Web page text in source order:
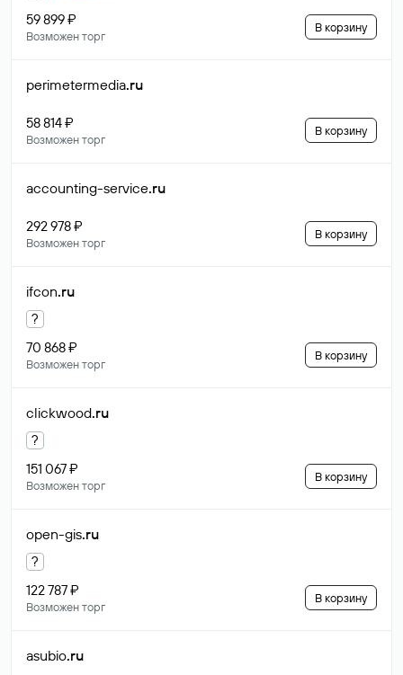
59 899 ₽
Возможен торг
В корзину
perimetermedia.ru
58 814 ₽
Возможен торг
В корзину
accounting-service.ru
292 978 ₽
Возможен торг
В корзину
ifcon.ru
?
70 868 ₽
Возможен торг
В корзину
clickwood.ru
?
151 067 ₽
Возможен торг
В корзину
open-gis.ru
?
122 787 ₽
Возможен торг
В корзину
asubio.ru